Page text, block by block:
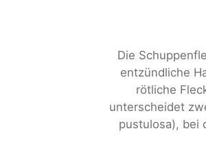
Die
entzündliche
rötliche
unterscheidet
pustulosa), bei